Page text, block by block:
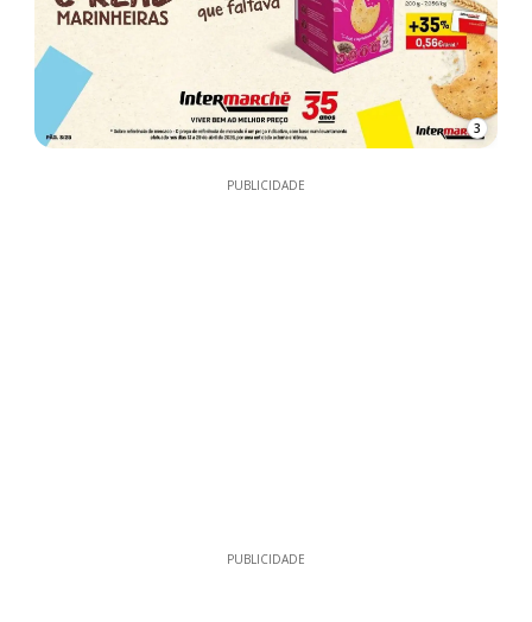
3
PUBLICIDADE
PUBLICIDADE